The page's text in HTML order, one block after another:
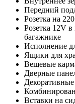
Передний
Розетка на
Розетка 12V в
багажнике
Исполнение
Ящики для
Вещевые
Дверные
Вставки на